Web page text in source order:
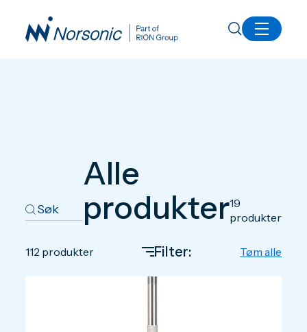
Alle
produkter19
produkter
112 produkter Filter: Tøm alle